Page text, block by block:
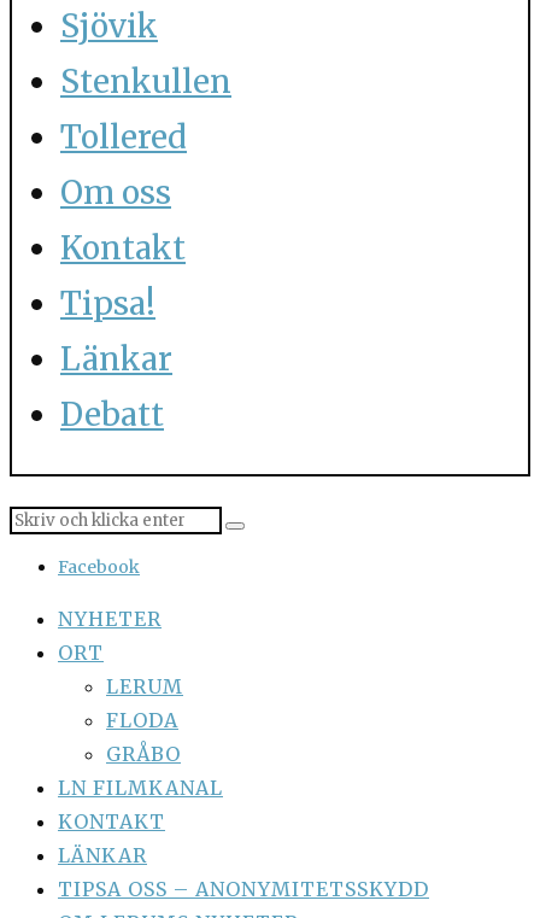
Sjövik
Stenkullen
Tollered
Om oss
Kontakt
Tipsa!
Länkar
Debatt
Facebook
NYHETER
ORT
LERUM
FLODA
GRÅBO
LN FILMKANAL
KONTAKT
LÄNKAR
TIPSA OSS – ANONYMITETSSKYDD